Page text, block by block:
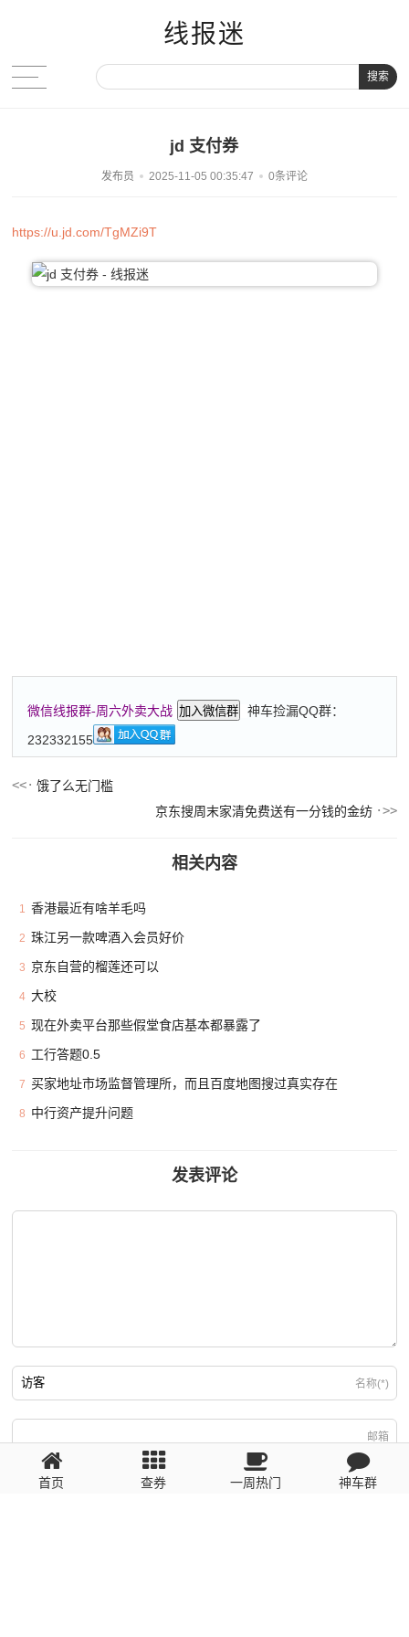
线报迷
搜索
jd 支付券
发布员 2025-11-05 00:35:47 0条评论
https://u.jd.com/TgMZi9T
微信线报群-周六外卖大战 加入微信群
神车捡漏QQ群：
232332155
饿了么无门槛
京东搜周末家清免费送有一分钱的金纺
相关内容
1 香港最近有啥羊毛吗
2 珠江另一款啤酒入会员好价
3 京东自营的榴莲还可以
4 大校
5 现在外卖平台那些假堂食店基本都暴露了
6 工行答题0.5
7 买家地址市场监督管理所，而且百度地图搜过真实存在
8 中行资产提升问题
发表评论
名称(*)
邮箱
回复需填写必要信息
首页 查券 一周热门 神车群